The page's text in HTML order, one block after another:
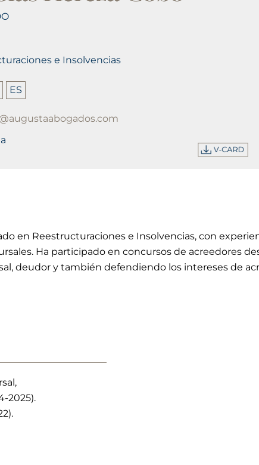
e Insolvencias
ES
en Reestructuraciones e Insolvencias, con
Ha participado en concursos de acreedores
deudor y también defendiendo los intereses de
2025).